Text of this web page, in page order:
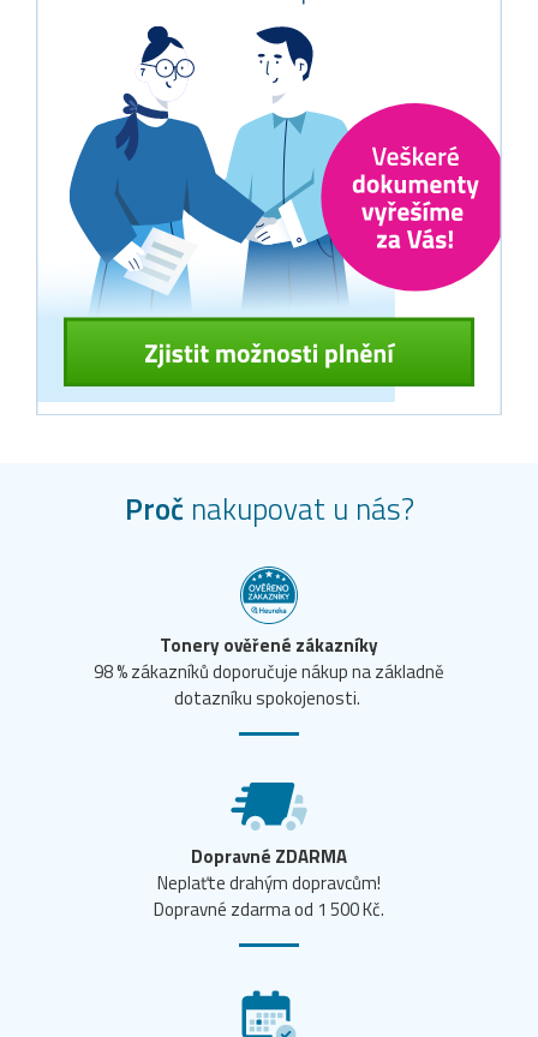
Proč nakupovat u nás?
Tonery ověřené zákazníky
98 % zákazníků doporučuje nákup na základně
dotazníku spokojenosti.
Dopravné ZDARMA
Neplaťte drahým dopravcům!
Dopravné zdarma od 1 500 Kč.